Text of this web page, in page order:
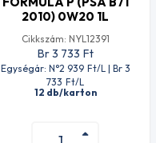
2010) 0W20 1L
Cikkszám: NYL12391
Br 3 733 Ft
Egységár: N°2 939 Ft/L | Br 3
733 Ft/L
12 db/karton